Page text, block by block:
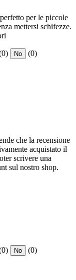
per le piccole
mettersi schifezze.
No (0)
che la recensione
acquistato il
scrivere una
sul nostro shop.
No (0)